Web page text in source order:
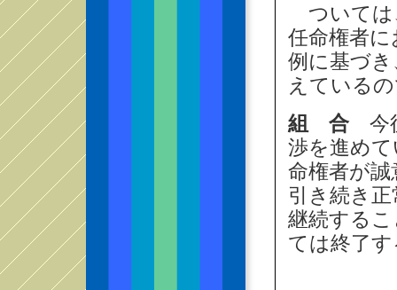
ついては
任命権者
例に基づ
えている
組 合今
渉を進め
命権者が
引き続き
継続する
ては終了